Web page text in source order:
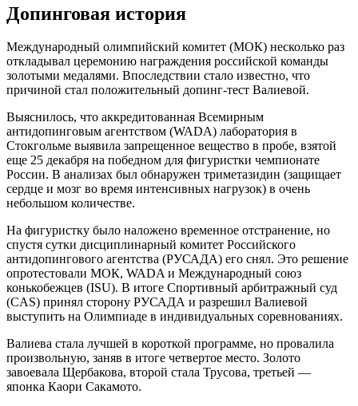
Допинговая история
Международный олимпийский комитет (МОК) несколько раз
откладывал церемонию награждения российской команды
золотыми медалями. Впоследствии стало известно, что
причиной стал положительный допинг-тест Валиевой.
Выяснилось, что аккредитованная Всемирным
антидопинговым агентством (WADA) лаборатория в
Стокгольме выявила запрещенное вещество в пробе, взятой
еще 25 декабря на победном для фигуристки чемпионате
России. В анализах был обнаружен триметазидин (защищает
сердце и мозг во время интенсивных нагрузок) в очень
небольшом количестве.
На фигуристку было наложено временное отстранение, но
спустя сутки дисциплинарный комитет Российского
антидопингового агентства (РУСАДА) его снял. Это решение
опротестовали МОК, WADA и Международный союз
конькобежцев (ISU). В итоге Спортивный арбитражный суд
(CAS) принял сторону РУСАДА и разрешил Валиевой
выступить на Олимпиаде в индивидуальных соревнованиях.
Валиева стала лучшей в короткой программе, но провалила
произвольную, заняв в итоге четвертое место. Золото
завоевала Щербакова, второй стала Трусова, третьей —
японка Каори Сакамото.